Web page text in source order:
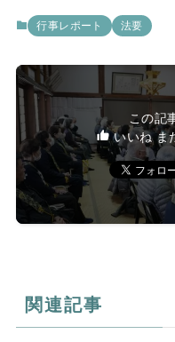
行事レポート 法要
この記
いいね ま
関連記事